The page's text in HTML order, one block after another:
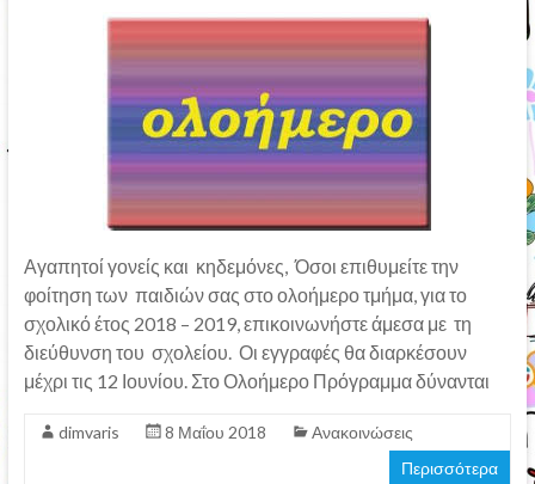
Αγαπητοί γονείς και κηδεμόνες, Όσοι επιθυμείτε την
φοίτηση των παιδιών σας στο ολοήμερο τμήμα, για το
σχολικό έτος 2018 – 2019, επικοινωνήστε άμεσα με τη
διεύθυνση του σχολείου. Οι εγγραφές θα διαρκέσουν
μέχρι τις 12 Ιουνίου. Στο Ολοήμερο Πρόγραμμα δύνανται
dimvaris 8 Μαΐου 2018
Ανακοινώσεις
Περισσότερα